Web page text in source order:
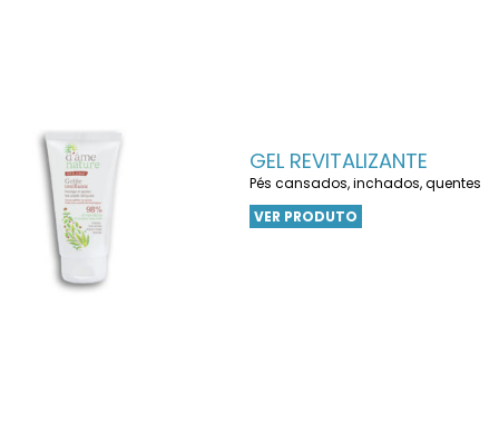
GEL REVITALIZANTE
Pés cansados, inchados, quentes
VER PRODUTO